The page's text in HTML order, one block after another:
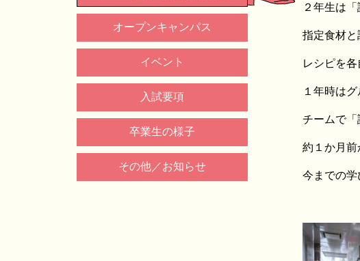
オープンキャンパス
イベント
入試要項
卒業生の様子
その他／お知らせ
２年生は
指定食材
レシピを
１年時は
チームで「
約１か月前
今までの学